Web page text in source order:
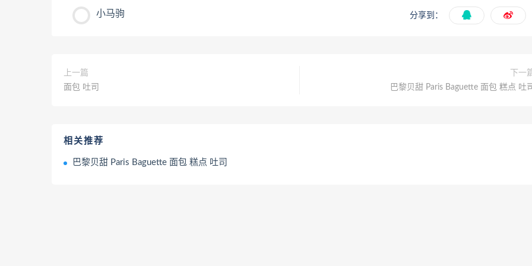
小马驹 分享到：
上一篇
面包 吐司
下一
巴黎贝甜 Paris Baguette 面包 糕点 吐
相关推荐
巴黎贝甜 Paris Baguette 面包 糕点 吐司